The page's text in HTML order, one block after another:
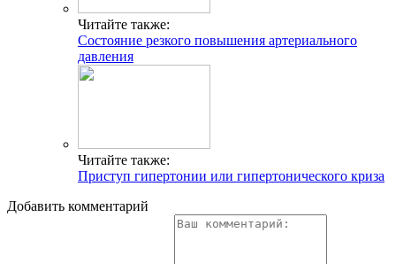
Читайте также:
Состояние резкого повышения артериального
давления
Читайте также:
Приступ гипертонии или гипертонического криза
Добавить комментарий